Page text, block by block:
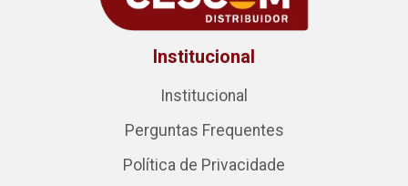
Institucional
Institucional
Perguntas Frequentes
Política de Privacidade